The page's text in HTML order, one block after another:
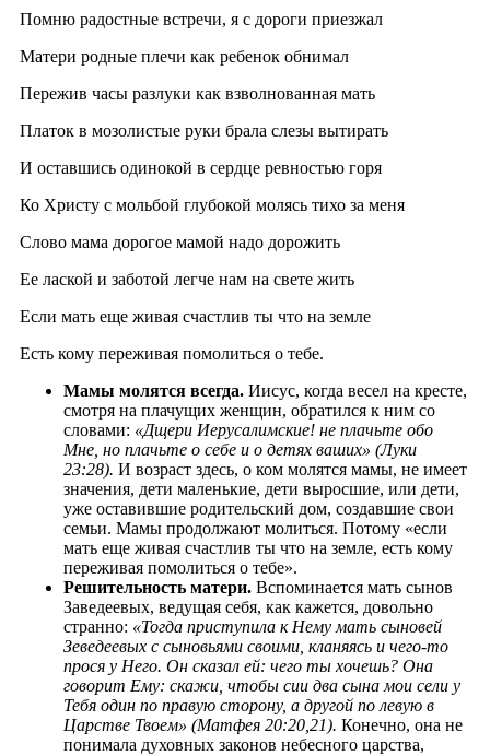
Помню радостные встречи, я с дороги приезжал
Матери родные плечи как ребенок обнимал
Пережив часы разлуки как взволнованная мать
Платок в мозолистые руки брала слезы вытирать
И оставшись одинокой в сердце ревностью горя
Ко Христу с мольбой глубокой молясь тихо за меня
Слово мама дорогое мамой надо дорожить
Ее лаской и заботой легче нам на свете жить
Если мать еще живая счастлив ты что на земле
Есть кому переживая помолиться о тебе.
Мамы молятся всегда. Иисус, когда весел на кресте,
смотря на плачущих женщин, обратился к ним со
словами: «Дщери Иерусалимские! не плачьте обо
Мне, но плачьте о себе и о детях ваших» (Луки
23:28). И возраст здесь, о ком молятся мамы, не имеет
значения, дети маленькие, дети выросшие, или дети,
уже оставившие родительский дом, создавшие свои
семьи. Мамы продолжают молиться. Потому «если
мать еще живая счастлив ты что на земле, есть кому
переживая помолиться о тебе».
Решительность матери. Вспоминается мать сынов
Заведеевых, ведущая себя, как кажется, довольно
странно: «Тогда приступила к Нему мать сыновей
Зеведеевых с сыновьями своими, кланяясь и чего-то
прося у Него. Он сказал ей: чего ты хочешь? Она
говорит Ему: скажи, чтобы сии два сына мои сели у
Тебя один по правую сторону, а другой по левую в
Царстве Твоем» (Матфея 20:20,21). Конечно, она не
понимала духовных законов небесного царства,